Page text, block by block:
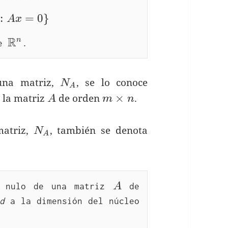
\mathbb{R^n}: Ax=0
: Ax = 0}
\mathbb{R^n}
Rn .
matriz,N_A
NA, se lo conoce
la matriz A
A de ordenm\times
m × n.
N_A
NA, también se denota
de una matriz A
A de
a la dimensión del núcleo